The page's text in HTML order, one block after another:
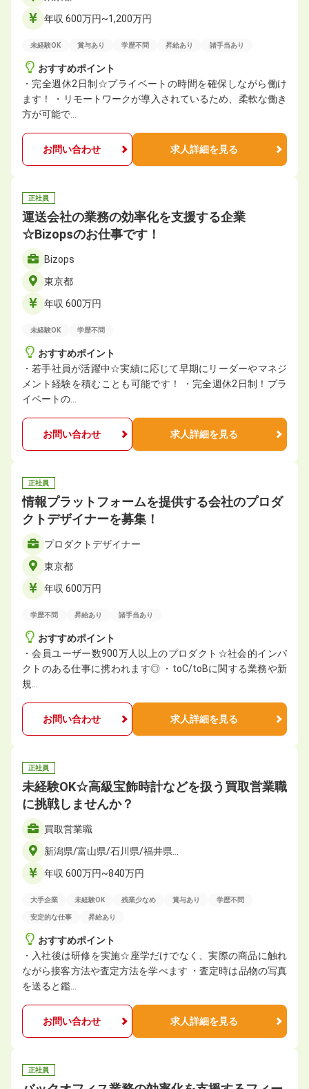
年収 600万円~1,200万円
未経験OK 賞与あり 学歴不問 昇給あり 諸手当あり
おすすめポイント
・完全週休2日制☆プライベートの時間を確保しながら働け
ます！ ・リモートワークが導入されているため、柔軟な働き
方が可能で…
お問い合わせ 求人詳細を見る
正社員
運送会社の業務の効率化を支援する企業
☆Bizopsのお仕事です！
Bizops
東京都
年収 600万円
未経験OK 学歴不問
おすすめポイント
・若手社員が活躍中☆実績に応じて早期にリーダーやマネジ
メント経験を積むことも可能です！ ・完全週休2日制！プラ
イベートの…
お問い合わせ 求人詳細を見る
正社員
情報プラットフォームを提供する会社のプロダ
クトデザイナーを募集！
プロダクトデザイナー
東京都
年収 600万円
学歴不問 昇給あり 諸手当あり
おすすめポイント
・会員ユーザー数900万人以上のプロダクト☆社会的インパ
クトのある仕事に携われます◎ ・toC/toBに関する業務や新
規…
お問い合わせ 求人詳細を見る
正社員
未経験OK☆高級宝飾時計などを扱う買取営業職
に挑戦しませんか？
買取営業職
新潟県/富山県/石川県/福井県…
年収 600万円~840万円
大手企業 未経験OK 残業少なめ 賞与あり 学歴不問
安定的な仕事 昇給あり
おすすめポイント
・入社後は研修を実施☆座学だけでなく、実際の商品に触れ
ながら接客方法や査定方法を学べます ・査定時は品物の写真
を送ると鑑…
お問い合わせ 求人詳細を見る
正社員